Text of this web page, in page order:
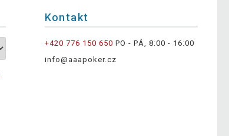
Kontakt
+420 776 150 650 PO - PÁ, 8:00 - 16:00
info@aaapoker.cz